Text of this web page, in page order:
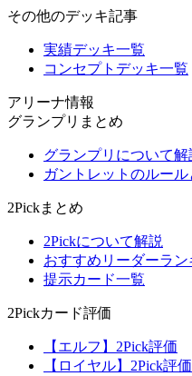
その他のデッキ記事
実績デッキ一覧
コンセプトデッキ一覧
アリーナ情報
グランプリまとめ
グランプリについて解
ガントレットのルー
2Pickまとめ
2Pickについて解説
おすすめリーダーラン
提示カード一覧
2Pickカード評価
【エルフ】2Pick評価
【ロイヤル】2Pick評価